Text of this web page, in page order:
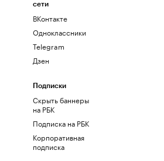
сети
ВКонтакте
Одноклассники
Telegram
Дзен
Подписки
Скрыть баннеры
на РБК
Подписка на РБК
Корпоративная
подписка